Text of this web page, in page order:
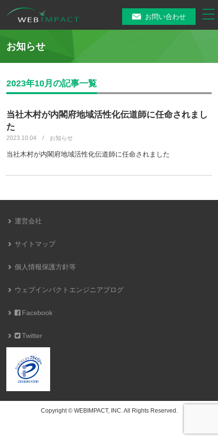
お問い合わせ
お知らせ
2023年10月の記事一覧
当社木村が内閣府地域活性化伝道師に任命されまし
た
2023.10.04 / お知らせ
当社木村が内閣府地域活性化伝道師に任命されました
運営会社
サイトマップ
個人情報保護方針等
ウェブインパクトエンジニアブログ
Facebook
Twitter
Copyright © WEBIMPACT, INC. All Rights Reserved.